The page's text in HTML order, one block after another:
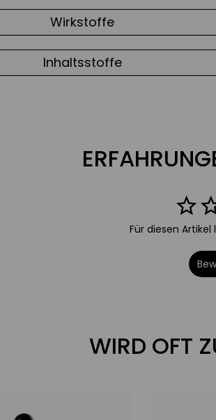
Serum für ein
Glow
& porenverfeinernd
Wirkstoffe
Inhaltsstoffe
Für diesen
WIRD OFT